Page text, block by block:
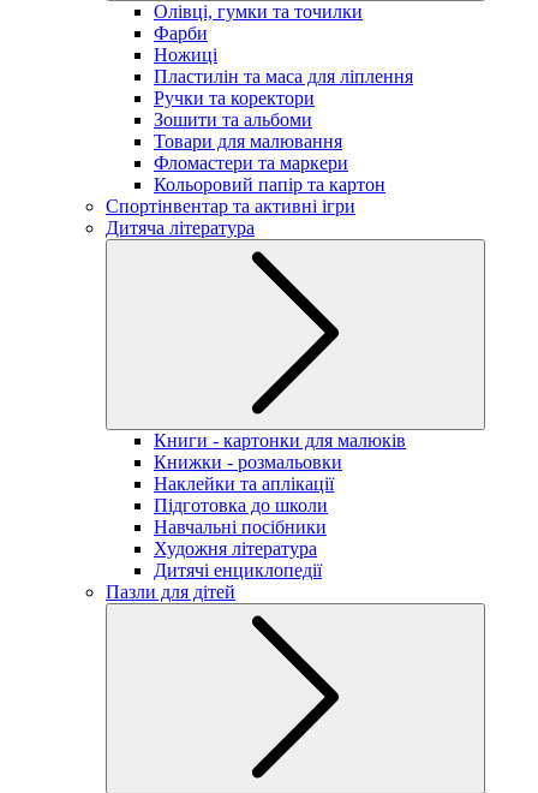
Олівці, гумки та точилки
Фарби
Ножиці
Пластилін та маса для ліплення
Ручки та коректори
Зошити та альбоми
Товари для малювання
Фломастери та маркери
Кольоровий папір та картон
Спортінвентар та активні ігри
Дитяча література
Книги - картонки для малюків
Книжки - розмальовки
Наклейки та аплікації
Підготовка до школи
Навчальні посібники
Художня література
Дитячі енциклопедії
Пазли для дітей